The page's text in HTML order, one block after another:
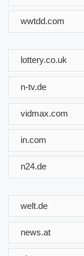
wwtdd.com
lottery.co.uk
n-tv.de
vidmax.com
in.com
n24.de
welt.de
news.at